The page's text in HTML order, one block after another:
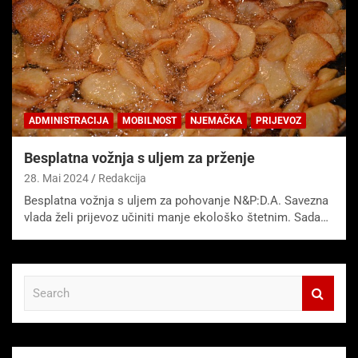
ADMINISTRACIJA MOBILNOST NJEMAČKA PRIJEVOZ
Besplatna vožnja s uljem za prženje
28. Mai 2024 Redakcija
Besplatna vožnja s uljem za pohovanje N&P:D.A. Savezna
vlada želi prijevoz učiniti manje ekološko štetnim. Sada…
c